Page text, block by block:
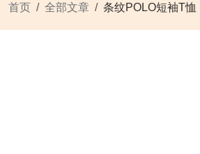
iPhone 16e 发布，苹果你不要
首页 全部文章 条纹POLO短袖T恤